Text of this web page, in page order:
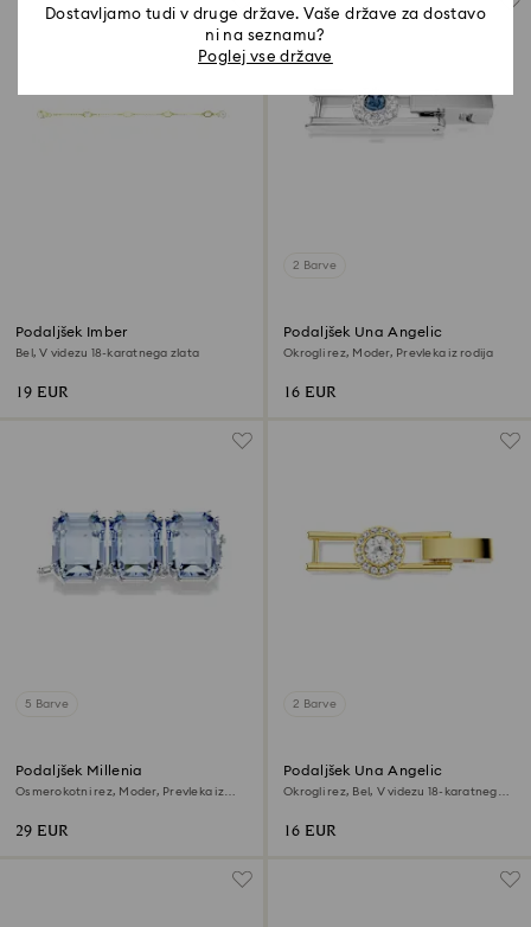
Podaljšek Imber
Bel, V videzu 18-karatnega zlata
19 EUR
2 Barve
Podaljšek Una Angelic
Okrogli rez, Moder, Prevleka iz rodija
16 EUR
5 Barve
Podaljšek Millenia
Osmerokotni rez, Moder, Prevleka iz
29 EUR
2 Barve
Podaljšek Una Angelic
Okrogli rez, Bel, V videzu 18-karatnega
16 EUR
Dostavljamo tudi v druge države. Vaše države za dostavo
ni na seznamu?
Poglej vse države